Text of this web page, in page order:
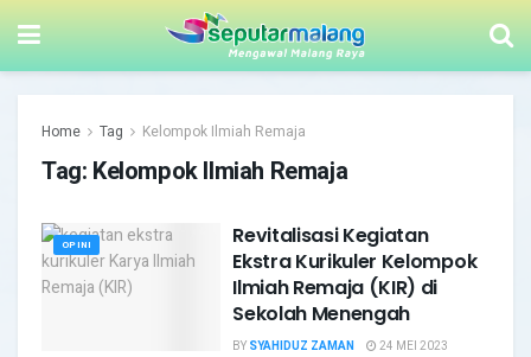
Home Tag Kelompok Ilmiah Remaja
Tag: Kelompok Ilmiah Remaja
OPINI
Revitalisasi Kegiatan
Ekstra Kurikuler Kelompok
Ilmiah Remaja (KIR) di
Sekolah Menengah
BY SYAHIDUZ ZAMAN
24 MEI 2023